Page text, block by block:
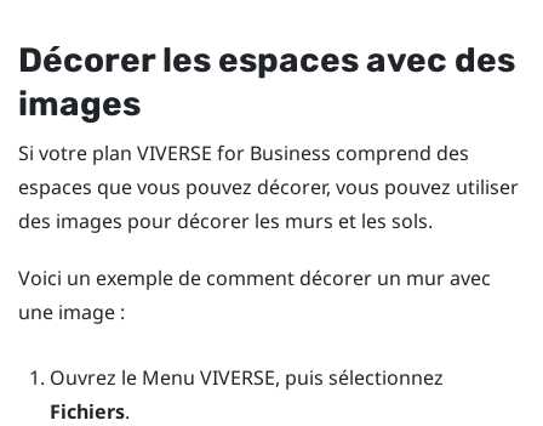
Décorer les espaces avec des
images
Si votre plan VIVERSE for Business comprend des
espaces que vous pouvez décorer, vous pouvez utiliser
des images pour décorer les murs et les sols.
Voici un exemple de comment décorer un mur avec
une image :
Ouvrez le Menu VIVERSE, puis sélectionnez
Fichiers.